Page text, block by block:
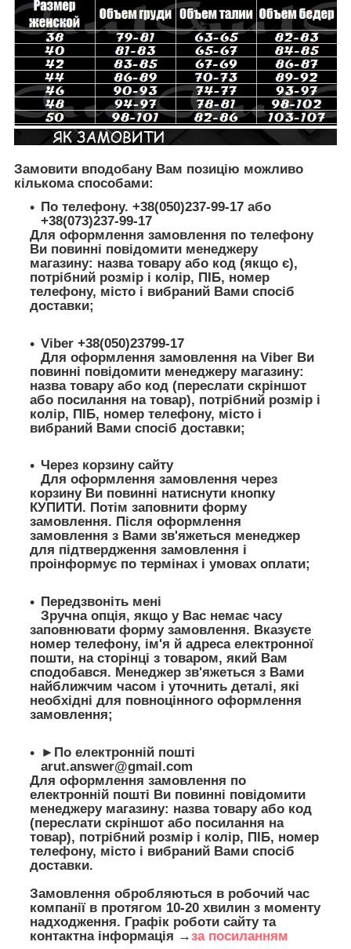
Замовити вподобану Вам позицію можливо
кількома способами:
По телефону. +38(050)237-99-17 або
+38(073)237-99-17
Для оформлення замовлення по телефону
Ви повинні повідомити менеджеру
магазину: назва товару або код (якщо є),
потрібний розмір і колір, ПІБ, номер
телефону, місто і вибраний Вами спосіб
доставки;
Viber +38(050)23799-17
Для оформлення замовлення на Viber Ви
повинні повідомити менеджеру магазину:
назва товару або код (переслати скріншот
або посилання на товар), потрібний розмір і
колір, ПІБ, номер телефону, місто і
вибраний Вами спосіб доставки;
Через корзину сайту
Для оформлення замовлення через
корзину Ви повинні натиснути кнопку
КУПИТИ. Потім заповнити форму
замовлення. Після оформлення
замовлення з Вами зв'яжеться менеджер
для підтвердження замовлення і
проінформує по термінах і умовах оплати;
Передзвоніть мені
Зручна опція, якщо у Вас немає часу
заповнювати форму замовлення. Вказуєте
номер телефону, ім'я й адреса електронної
пошти, на сторінці з товаром, який Вам
сподобався. Менеджер зв'яжеться з Вами
найближчим часом і уточнить деталі, які
необхідні для повноцінного оформлення
замовлення;
►По електронній пошті
arut.answer@gmail.com
Для оформлення замовлення по
електронній пошті Ви повинні повідомити
менеджеру магазину: назва товару або код
(переслати скріншот або посилання на
товар), потрібний розмір і колір, ПІБ, номер
телефону, місто і вибраний Вами спосіб
доставки.
Замовлення обробляються в робочий час
компанії в протягом 10-20 хвилин з моменту
надходження. Графік роботи сайту та
контактна інформація →за посиланням